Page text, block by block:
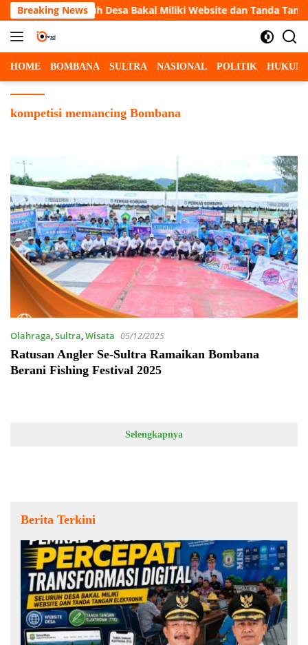
Langsung
ke
konten
Breaking News
Bakal Miliki Website dan Tanda Tangan Elektronik 5
HOME BOMBANA SULTRA NASIONAL POLITIK HUKUM
kompetisi memancing Bombana
Olahraga,Sultra,Wisata 05/12/2025
Ratusan Angler Se-Sultra Ramaikan Bombana
Berani Fishing Festival 2025
Selengkapnya
Berita Terkini